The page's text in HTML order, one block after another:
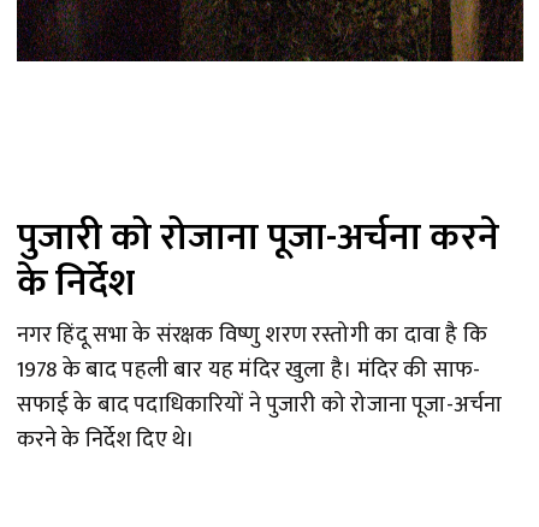
पुजारी को रोजाना पूजा-अर्चना करने
के निर्देश
नगर हिंदू सभा के संरक्षक विष्णु शरण रस्तोगी का दावा है कि
1978 के बाद पहली बार यह मंदिर खुला है। मंदिर की साफ-
सफाई के बाद पदाधिकारियों ने पुजारी को रोजाना पूजा-अर्चना
करने के निर्देश दिए थे।